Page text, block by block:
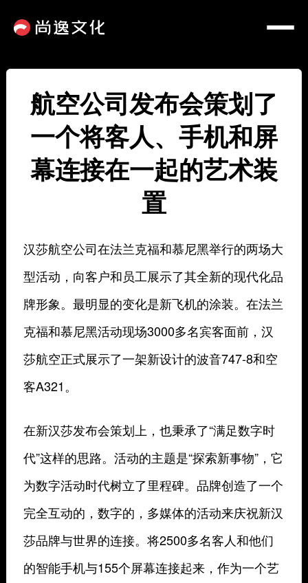
航空公司发布会策划了
一个将客人、手机和屏
幕连接在一起的艺术装
置
汉莎航空公司在法兰克福和慕尼黑举行的两场大
型活动，向客户和员工展示了其全新的现代化品
牌形象。最明显的变化是新飞机的涂装。在法兰
克福和慕尼黑活动现场3000多名宾客面前，汉
莎航空正式展示了一架新设计的波音747-8和空
客A321。
在新汉莎发布会策划上，也秉承了“满足数字时
代”这样的思路。活动的主题是“探索新事物”，它
为数字活动时代树立了里程碑。品牌创造了一个
完全互动的，数字的，多媒体的活动来庆祝新汉
莎品牌与世界的连接。将2500多名客人和他们
的智能手机与155个屏幕连接起来，作为一个艺